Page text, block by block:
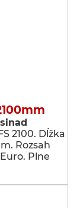
2100. Dĺžka
Rozsah
Plne